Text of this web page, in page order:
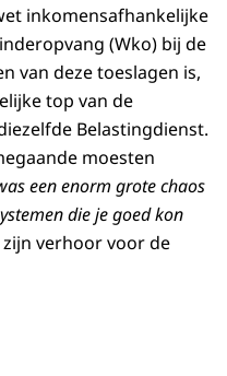
inkomensafhankelijke
(Wko) bij de
van deze toeslagen is,
top van de
Belastingdienst.
moesten
een enorm grote chaos
die je goed kon
verhoor voor de